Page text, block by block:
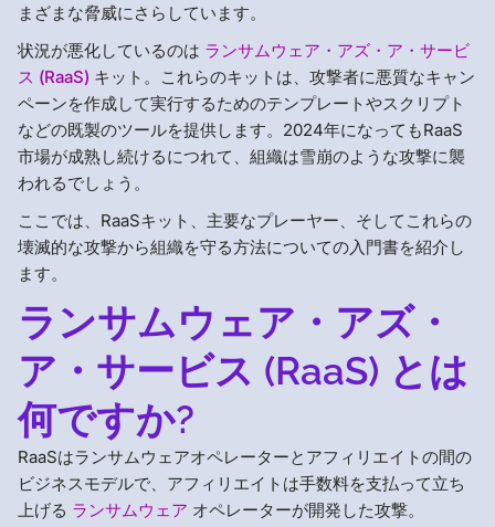
まざまな脅威にさらしています。
状況が悪化しているのは ランサムウェア・アズ・ア・サービ
ス (RaaS) キット。これらのキットは、攻撃者に悪質なキャン
ペーンを作成して実行するためのテンプレートやスクリプト
などの既製のツールを提供します。2024年になってもRaaS
市場が成熟し続けるにつれて、組織は雪崩のような攻撃に襲
われるでしょう。
ここでは、RaaSキット、主要なプレーヤー、そしてこれらの
壊滅的な攻撃から組織を守る方法についての入門書を紹介し
ます。
ランサムウェア・アズ・
ア・サービス (RaaS) とは
何ですか?
RaaSはランサムウェアオペレーターとアフィリエイトの間の
ビジネスモデルで、アフィリエイトは手数料を支払って立ち
上げる ランサムウェア オペレーターが開発した攻撃。